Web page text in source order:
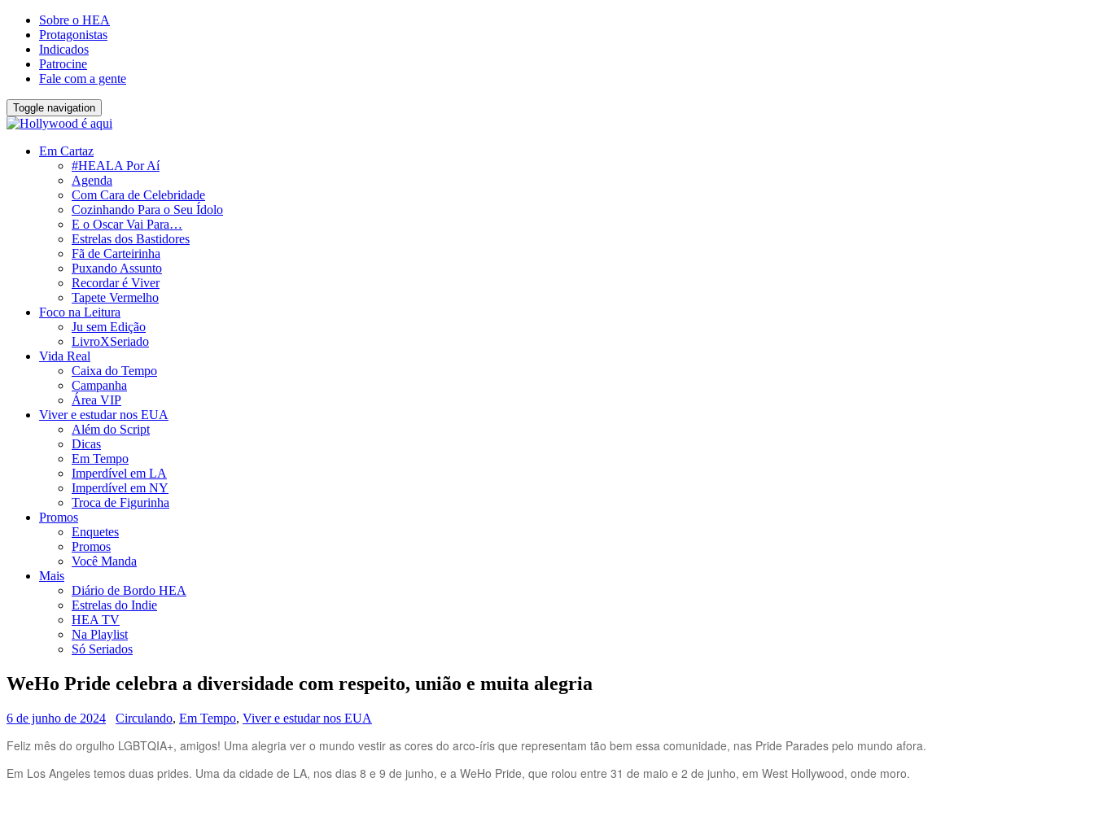
Sobre o HEA
Protagonistas
Indicados
Patrocine
Fale com a gente
Toggle navigation
Em Cartaz
#HEALA Por Aí
Agenda
Com Cara de Celebridade
Cozinhando Para o Seu Ídolo
E o Oscar Vai Para…
Estrelas dos Bastidores
Fã de Carteirinha
Puxando Assunto
Recordar é Viver
Tapete Vermelho
Foco na Leitura
Ju sem Edição
LivroXSeriado
Vida Real
Caixa do Tempo
Campanha
Área VIP
Viver e estudar nos EUA
Além do Script
Dicas
Em Tempo
Imperdível em LA
Imperdível em NY
Troca de Figurinha
Promos
Enquetes
Promos
Você Manda
Mais
Diário de Bordo HEA
Estrelas do Indie
HEA TV
Na Playlist
Só Seriados
WeHo Pride celebra a diversidade com respeito, união e muita alegria
6 de junho de 2024 Circulando, Em Tempo, Viver e estudar nos EUA
Feliz mês do orgulho LGBTQIA+, amigos! Uma alegria ver o mundo vestir as cores do arco-íris que representam tão bem essa comunidade, nas Pride Parades pelo mundo afora.
Em Los Angeles temos duas prides. Uma da cidade de LA, nos dias 8 e 9 de junho, e a WeHo Pride, que rolou entre 31 de maio e 2 de junho, em West Hollywood, onde moro.